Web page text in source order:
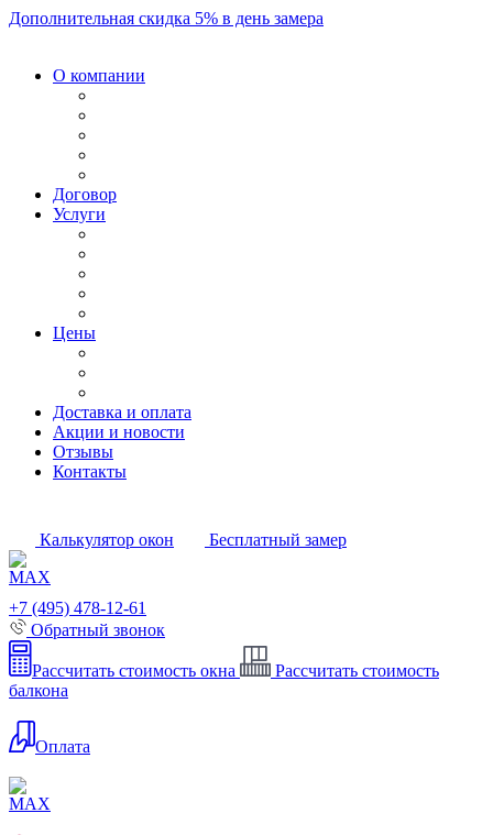
Дополнительная скидка 5% в день замера
О компании
Договор
Услуги
Цены
Доставка и оплата
Акции и новости
Отзывы
Контакты
Калькулятор окон Бесплатный замер
+7 (495) 478-12-61
Обратный звонок
Рассчитать стоимость окна
Рассчитать стоимость
балкона
Оплата